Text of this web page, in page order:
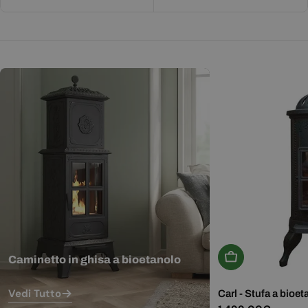
Caminetto in ghisa a bioetanolo
Vedi Tutto
Aggiungi Al
Carl - Stufa a